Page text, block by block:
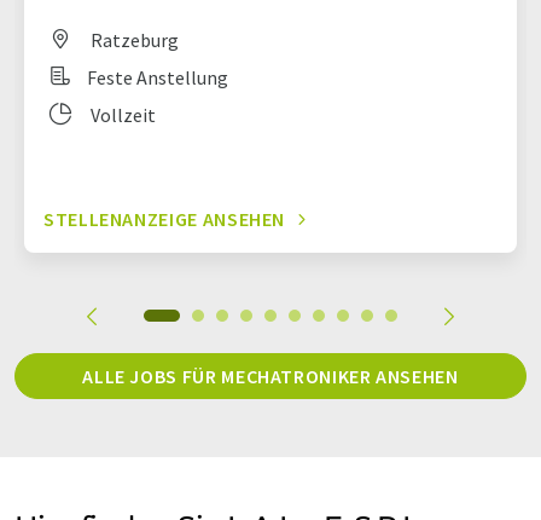
Ratzeburg
Feste Anstellung
Vollzeit
STELLENANZEIGE ANSEHEN
ALLE JOBS FÜR MECHATRONIKER ANSEHEN